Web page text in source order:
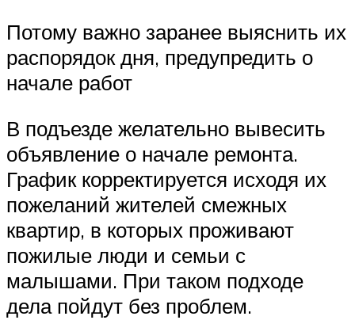
Потому важно заранее выяснить их
распорядок дня, предупредить о
начале работ
В подъезде желательно вывесить
объявление о начале ремонта.
График корректируется исходя их
пожеланий жителей смежных
квартир, в которых проживают
пожилые люди и семьи с
малышами. При таком подходе
дела пойдут без проблем.